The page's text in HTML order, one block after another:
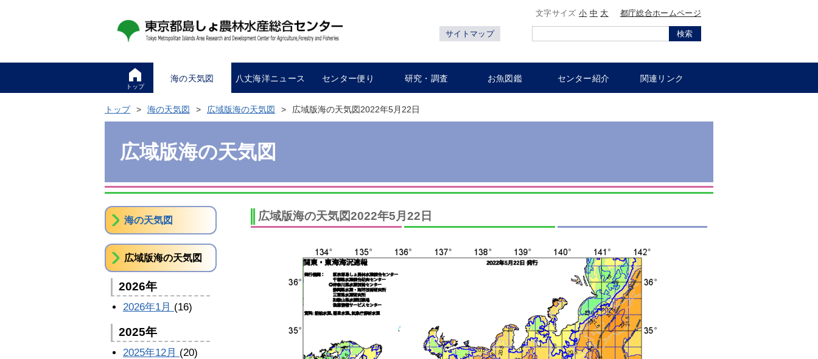
文字サイズ小 中 大 都庁総合ホームページ
サイトマップ 検索
トップ
海の天気図 八丈海洋ニュース センター便り 研究・調査 お魚図鑑 センター紹介 関連リンク
トップ 海の天気図 広域版海の天気図 広域版海の天気図2022年5月22日
広域版海の天気図
広域版海の天気図2022年5月22日
海の天気図
広域版海の天気図
2026年
2026年1月 (16)
2025年
2025年12月 (20)